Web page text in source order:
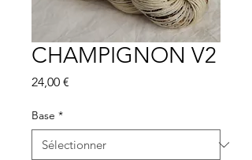
CHAMPIGNON V2
24,00 €
Base *